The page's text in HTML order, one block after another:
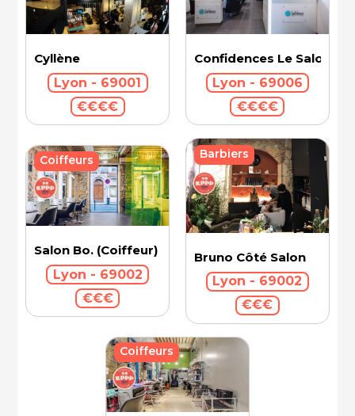
Cyllène
Lyon - 69001
€€€€
Confidences Le Salon -
Lyon - 69006
€€€€
Salon Bo. (Coiffeur)
Lyon - 69002
€€€
Coiffeurs
Bruno Côté Salon
Lyon - 69002
€€€
Barbiers
Coiffeurs